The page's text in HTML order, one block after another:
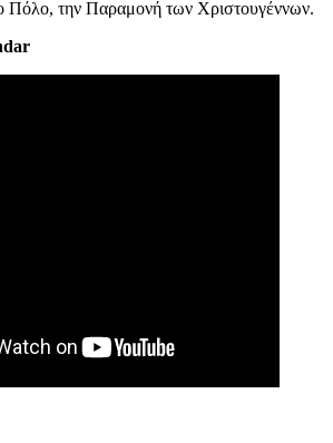
Πόλο, την Παραμονή των Χριστουγέννων.